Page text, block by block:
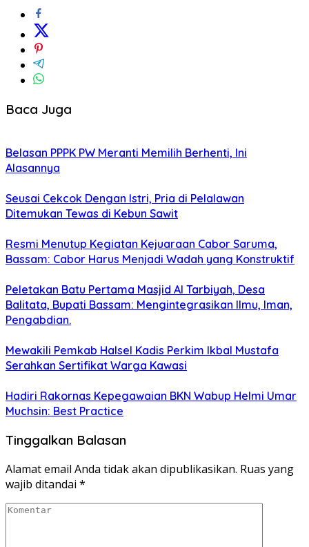
Baca Juga
Belasan PPPK PW Meranti Memilih Berhenti, Ini
Alasannya
Seusai Cekcok Dengan Istri, Pria di Pelalawan
Ditemukan Tewas di Kebun Sawit
Resmi Menutup Kegiatan Kejuaraan Cabor Saruma,
Bassam: Cabor Harus Menjadi Wadah yang Konstruktif
Peletakan Batu Pertama Masjid Al Tarbiyah, Desa
Balitata, Bupati Bassam: Mengintegrasikan Ilmu, Iman,
Pengabdian.
Mewakili Pemkab Halsel Kadis Perkim Ikbal Mustafa
Serahkan Sertifikat Warga Kawasi
Hadiri Rakornas Kepegawaian BKN Wabup Helmi Umar
Muchsin: Best Practice
Tinggalkan Balasan
Alamat email Anda tidak akan dipublikasikan. Ruas yang
wajib ditandai *